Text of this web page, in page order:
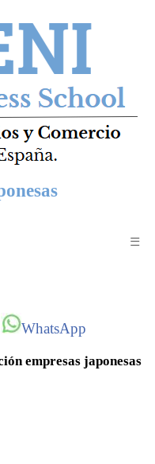
☰
WhatsApp
empresas japonesas